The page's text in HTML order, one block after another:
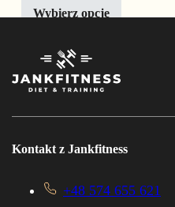
Wybierz opcje
Kontakt z Jankfitness
+48 574 655 621